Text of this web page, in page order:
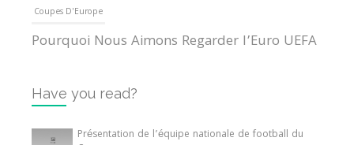
Coupes D'Europe
Pourquoi Nous Aimons Regarder l’Euro UEFA
Internationales
Tout ce que vous devez savoir sur la Coupe
Have you read?
Présentation de l’équipe nationale de football du